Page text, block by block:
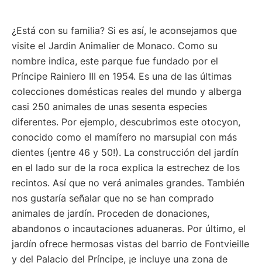
¿Está con su familia? Si es así, le aconsejamos que
visite el Jardin Animalier de Monaco. Como su
nombre indica, este parque fue fundado por el
Príncipe Rainiero III en 1954. Es una de las últimas
colecciones domésticas reales del mundo y alberga
casi 250 animales de unas sesenta especies
diferentes. Por ejemplo, descubrimos este otocyon,
conocido como el mamífero no marsupial con más
dientes (¡entre 46 y 50!). La construcción del jardín
en el lado sur de la roca explica la estrechez de los
recintos. Así que no verá animales grandes. También
nos gustaría señalar que no se han comprado
animales de jardín. Proceden de donaciones,
abandonos o incautaciones aduaneras. Por último, el
jardín ofrece hermosas vistas del barrio de Fontvieille
y del Palacio del Príncipe, ¡e incluye una zona de